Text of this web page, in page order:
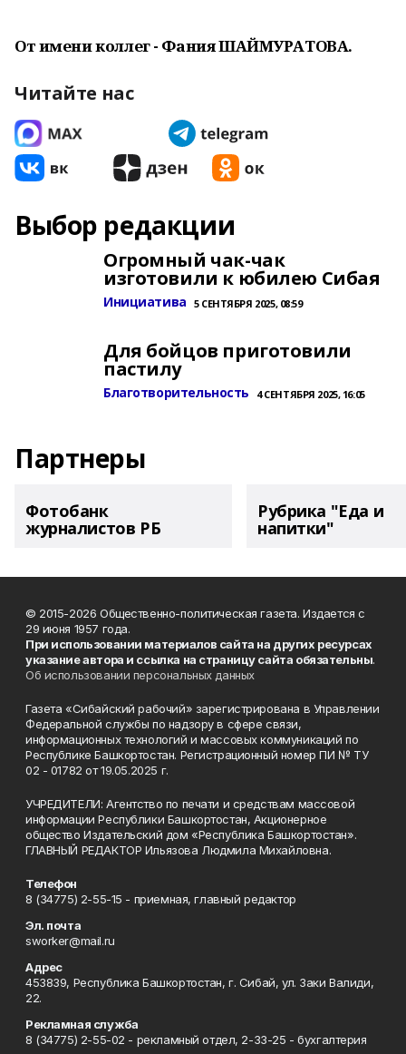
От имени коллег - Фания ШАЙМУРАТОВА.
Читайте нас
Выбор редакции
Огромный чак-чак
изготовили к юбилею Сибая
Инициатива 5 СЕНТЯБРЯ 2025, 08:59
Для бойцов приготовили
пастилу
Благотворительность 4 СЕНТЯБРЯ 2025, 16:05
Партнеры
Фотобанк
журналистов РБ
Рубрика "Еда и
напитки"
© 2015-2026 Общественно-политическая газета. Издается с
29 июня 1957 года.
При использовании материалов сайта на других ресурсах
указание автора и ссылка на страницу сайта обязательны.
Об использовании персональных данных
Газета «Сибайский рабочий» зарегистрирована в Управлении
Федеральной службы по надзору в сфере связи,
информационных технологий и массовых коммуникаций по
Республике Башкортостан. Регистрационный номер ПИ № ТУ
02 - 01782 от 19.05.2025 г.
УЧРЕДИТЕЛИ: Агентство по печати и средствам массовой
информации Республики Башкортостан, Акционерное
общество Издательский дом «Республика Башкортостан».
ГЛАВНЫЙ РЕДАКТОР Ильязова Людмила Михайловна.
Телефон
8 (34775) 2-55-15 - приемная, главный редактор
Эл. почта
sworker@mail.ru
Адрес
453839, Республика Башкортостан, г. Сибай, ул. Заки Валиди,
22.
Рекламная служба
8 (34775) 2-55-02 - рекламный отдел, 2-33-25 - бухгалтерия